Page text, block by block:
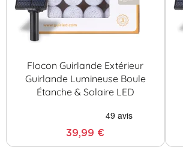
Flocon Guirlande Extérieur
Guirlande Lumineuse Boule
Étanche & Solaire LED
39,99 €